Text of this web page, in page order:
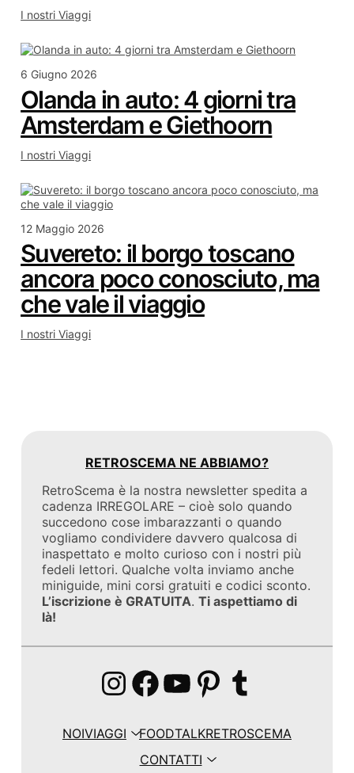
I nostri Viaggi
6 Giugno 2026
Olanda in auto: 4 giorni tra
Amsterdam e Giethoorn
I nostri Viaggi
12 Maggio 2026
Suvereto: il borgo toscano
ancora poco conosciuto, ma
che vale il viaggio
I nostri Viaggi
RETROSCEMA NE ABBIAMO?
RetroScema è la nostra newsletter spedita a
cadenza IRREGOLARE – cioè solo quando
succedono cose imbarazzanti o quando
vogliamo condividere davvero qualcosa di
inaspettato e molto curioso con i nostri più
fedeli lettori. Qualche volta inviamo anche
miniguide, mini corsi gratuiti e codici sconto.
L’iscrizione è GRATUITA.Ti aspettiamo di
là!
Instagram
Facebook
YouTube
Pinterest
Tumblr
NOIVIAGGI FOODTALKRETROSCEMA
CONTATTI